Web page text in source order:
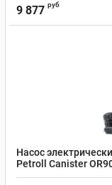
9 877 руб
Насос
Petroll Canister